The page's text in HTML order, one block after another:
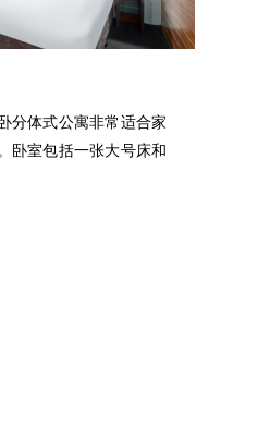
分体式公寓非常适合家
卧室包括一张大号床和